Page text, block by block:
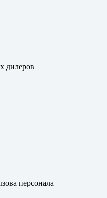
дилеров
персонала